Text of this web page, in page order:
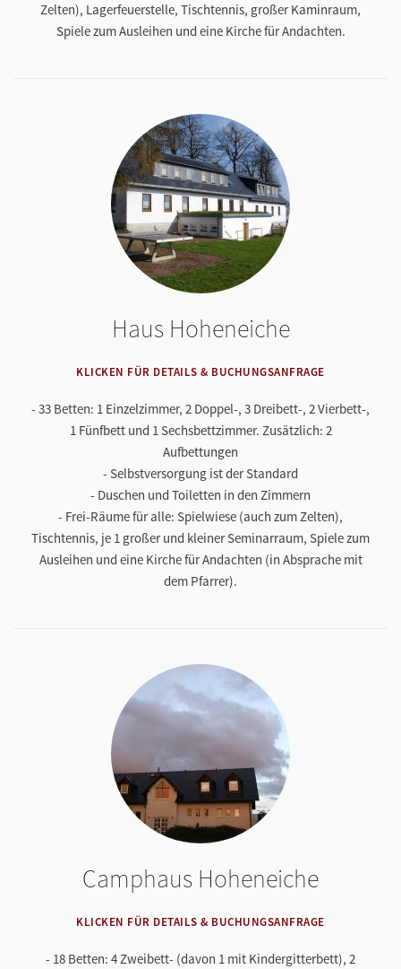
Zelten), Lagerfeuerstelle, Tischtennis, großer Kaminraum,
Spiele zum Ausleihen und eine Kirche für Andachten.
Haus Hoheneiche
KLICKEN FÜR DETAILS & BUCHUNGSANFRAGE
- 33 Betten: 1 Einzelzimmer, 2 Doppel-, 3 Dreibett-, 2 Vierbett-,
1 Fünfbett und 1 Sechsbettzimmer. Zusätzlich: 2
Aufbettungen
- Selbstversorgung ist der Standard
- Duschen und Toiletten in den Zimmern
- Frei-Räume für alle: Spielwiese (auch zum Zelten),
Tischtennis, je 1 großer und kleiner Seminarraum, Spiele zum
Ausleihen und eine Kirche für Andachten (in Absprache mit
dem Pfarrer).
Camphaus Hoheneiche
KLICKEN FÜR DETAILS & BUCHUNGSANFRAGE
- 18 Betten: 4 Zweibett- (davon 1 mit Kindergitterbett), 2